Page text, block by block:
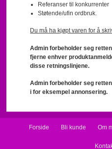
Referanser til konkurrenter
Støtende/ufin ordbruk.
Du må ha kjøpt varen for å
Admin forbeholder seg
fjerne enhver
disse retningslinjene.
Admin forbeholder seg
i for eksempel annonsering.
Forside Bli kunde Om